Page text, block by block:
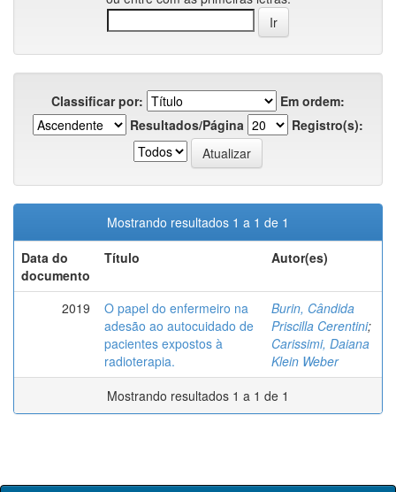
Classificar por:
Em ordem:
Resultados/Página
Registro(s):
Mostrando resultados 1 a 1 de 1
Data do
documento
Título Autor(es)
2019
O papel do enfermeiro na
adesão ao autocuidado de
pacientes expostos à
radioterapia.
Burin, Cândida
Priscilla Cerentini;
Carissimi, Daiana
Klein Weber
Mostrando resultados 1 a 1 de 1